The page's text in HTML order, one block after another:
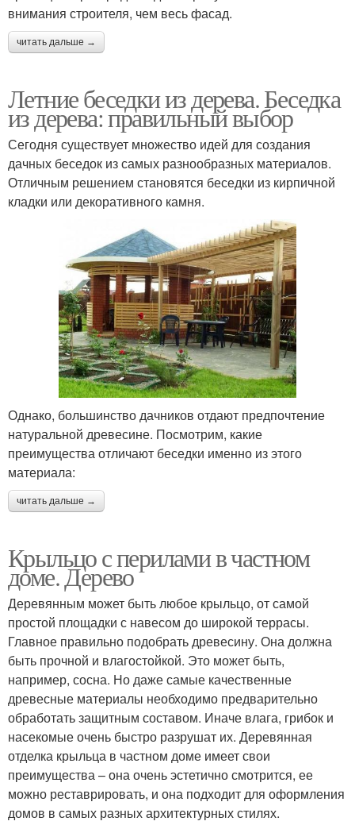
внимания строителя, чем весь фасад.
читать дальше →
Летние беседки из дерева. Беседка
из дерева: правильный выбор
Сегодня существует множество идей для создания
дачных беседок из самых разнообразных материалов.
Отличным решением становятся беседки из кирпичной
кладки или декоративного камня.
Однако, большинство дачников отдают предпочтение
натуральной древесине. Посмотрим, какие
преимущества отличают беседки именно из этого
материала:
читать дальше →
Крыльцо с перилами в частном
доме. Дерево
Деревянным может быть любое крыльцо, от самой
простой площадки с навесом до широкой террасы.
Главное правильно подобрать древесину. Она должна
быть прочной и влагостойкой. Это может быть,
например, сосна. Но даже самые качественные
древесные материалы необходимо предварительно
обработать защитным составом. Иначе влага, грибок и
насекомые очень быстро разрушат их. Деревянная
отделка крыльца в частном доме имеет свои
преимущества – она очень эстетично смотрится, ее
можно реставрировать, и она подходит для оформления
домов в самых разных архитектурных стилях.